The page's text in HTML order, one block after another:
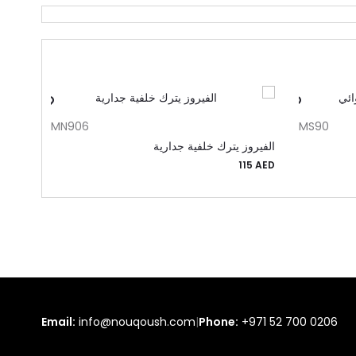
MS90
MN906
الفيروز يترك خلفية جدارية
115 AED
Phone: +971 52 700 0206
|
Email: info@nouqoush.com